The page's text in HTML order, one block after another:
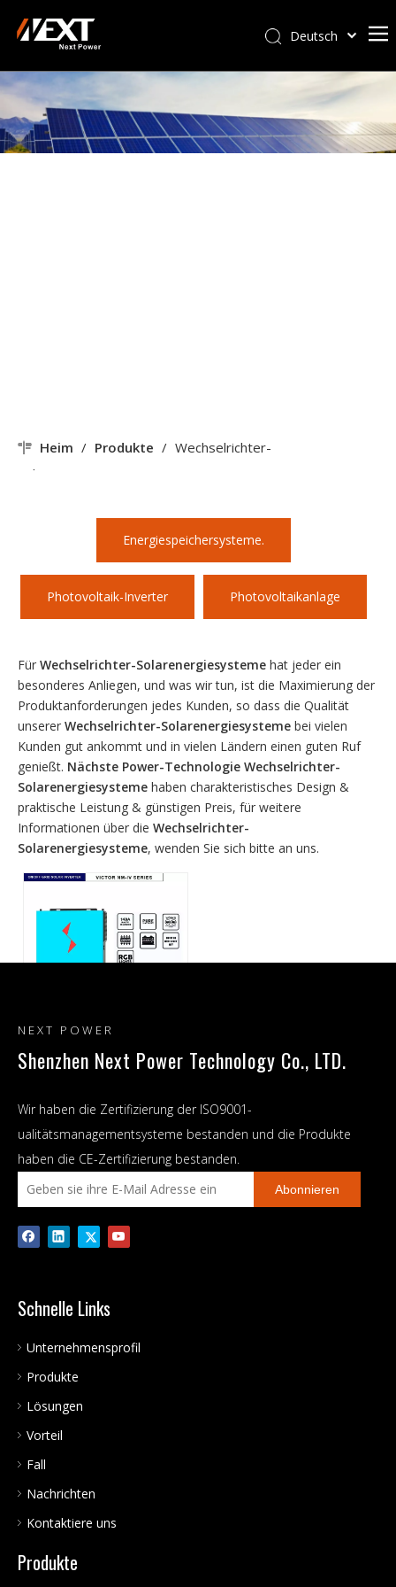
Deutsch
Kiswahili
ไทย
Italiano
Heim / Produkte / Wechselrichter-
Solarenergiesysteme
Energiespeichersysteme.
Photovoltaik-Inverter Photovoltaikanlage
Für Wechselrichter-Solarenergiesysteme hat jeder ein
besonderes Anliegen, und was wir tun, ist die Maximierung der
Produktanforderungen jedes Kunden, so dass die Qualität
unserer Wechselrichter-Solarenergiesysteme bei vielen
Kunden gut ankommt und in vielen Ländern einen guten Ruf
genießt. Nächste Power-Technologie Wechselrichter-
Solarenergiesysteme haben charakteristisches Design &
praktische Leistung & günstigen Preis, für weitere
Informationen über die Wechselrichter-
Solarenergiesysteme, wenden Sie sich bitte an uns.
NEXT 6,2 kW 48 V Hybrid-
Solarenergiesysteme, reine
Sinuswellen-Wechselrichter,
120 A MPPT integriert
NEXT POWER
Shenzhen Next Power Technology Co., LTD.
Wir haben die Zertifizierung der ISO9001-
ualitätsmanagementsysteme bestanden und die Produkte
haben die CE-Zertifizierung bestanden.
Abonnieren
Schnelle Links
Unternehmensprofil
Produkte
Lösungen
Vorteil
Fall
Nachrichten
Kontaktiere uns
Produkte